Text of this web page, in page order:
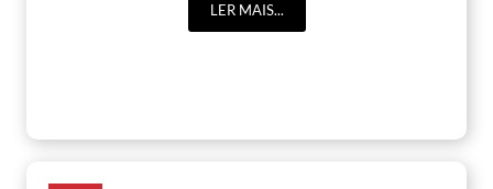
LER MAIS...